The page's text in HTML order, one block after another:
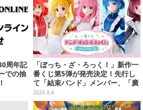
周年記
での抽
「ぼっち・ざ・ろっく！」新作一
番くじ第5弾が発売決定！先行し
て「結束バンド」メンバー、「廣
井きくり」のメイド衣装フィギュ
アを公開
2026.8.4